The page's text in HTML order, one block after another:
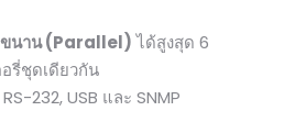
ขนาน (Parallel)ได้สูงสุด 6
รี่ชุดเดียวกัน
RS-232, USB และ SNMP